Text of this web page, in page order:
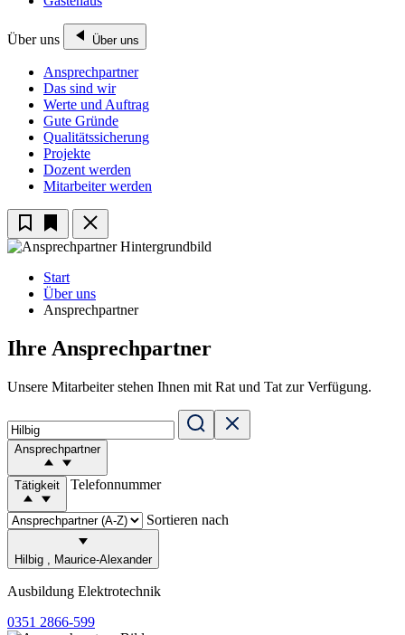
Über uns Über uns
Ansprechpartner
Das sind wir
Werte und Auftrag
Gute Gründe
Qualitätssicherung
Projekte
Dozent werden
Mitarbeiter werden
Start
Über uns
Ansprechpartner
Ihre Ansprechpartner
Unsere Mitarbeiter stehen Ihnen mit Rat und Tat zur Verfügung.
Ansprechpartner
Tätigkeit Telefonnummer
Sortieren nach
Hilbig , Maurice-Alexander
Ausbildung Elektrotechnik
0351 2866-599